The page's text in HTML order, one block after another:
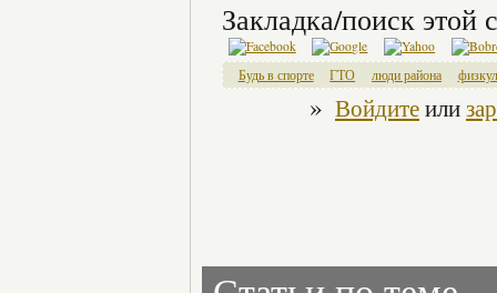
Закладка/поиск этой
Будь в спорте ГТО люди района
» Войдитеили